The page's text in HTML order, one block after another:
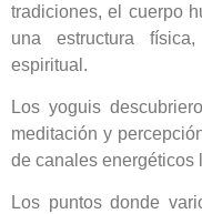
tradiciones, el cuerpo
una estructura
espiritual.
Los yoguis
meditación y
de canales energéticos
Los puntos donde